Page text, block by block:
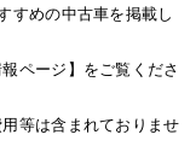
すめの中古車を掲載し
ページ】をご覧くださ
等は含まれておりませ